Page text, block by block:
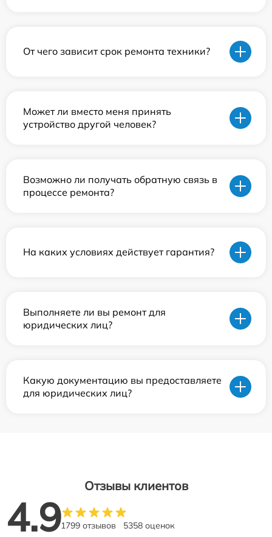
От чего зависит срок ремонта техники?
Может ли вместо меня принять
устройство другой человек?
Возможно ли получать обратную связь в
процессе ремонта?
На каких условиях действует гарантия?
Выполняете ли вы ремонт для
юридических лиц?
Какую документацию вы предоставляете
для юридических лиц?
Отзывы клиентов
4.91799 отзывов 5358 оценок